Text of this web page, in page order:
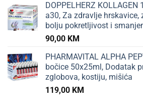
DOPPELHERZ KOLLAGEN
a30, Za zdravlje
bolju pokretljivost i
90,00 KM
PHARMAVITAL ALPHA
bočice 50x25ml, Dodatak
zglobova, kostiju, mišića
119,00 KM